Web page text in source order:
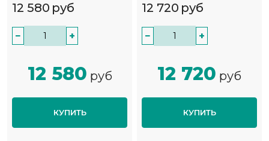
12 580 руб
− +
12 580 руб
КУПИТЬ
12 720 руб
− +
12 720 руб
КУПИТЬ